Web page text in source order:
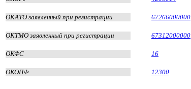
ОКАТО заявленный при регистрации 67266000000
ОКТМО заявленный при регистрации 67312000000
ОКФС 16
ОКОПФ 12300